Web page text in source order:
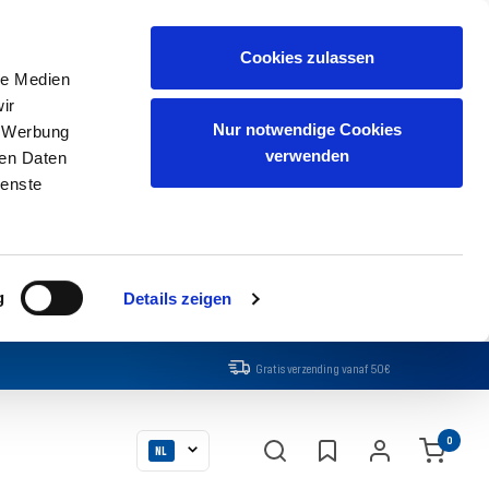
Medien
Daten
Details zeigen
Cookies zulassen
Nur notwendige Cookies
verwenden
Gratis verzending vanaf 50€
TaalNL
0